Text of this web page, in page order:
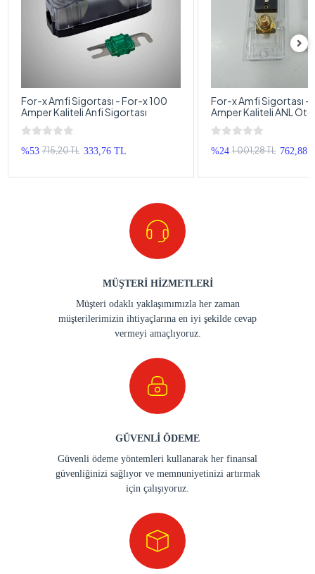
For-x Amfi Sigortası - For-x 100
Amper Kaliteli Anfi Sigortası
%53 715,20 TL 333,76 TL
For-x Amfi Sigortası
Amper Kaliteli ANL
Sigortası
%24 1.001,28 TL 762,88
MÜŞTERİ HİZMETLERİ
Müşteri odaklı yaklaşımımızla her zaman
müşterilerimizin ihtiyaçlarına en iyi şekilde cevap
vermeyi amaçlıyoruz.
GÜVENLİ ÖDEME
Güvenli ödeme yöntemleri kullanarak her finansal
güvenliğinizi sağlıyor ve memnuniyetinizi artırmak
için çalışıyoruz.